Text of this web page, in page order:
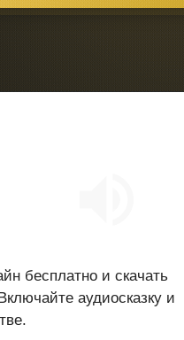
бесплатно и скачать
аудиосказку и